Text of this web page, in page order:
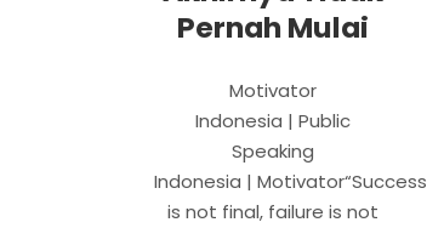
Pernah Mulai
Motivator
Indonesia | Public
Speaking
Indonesia | Motivator“Success
is not final, failure is not